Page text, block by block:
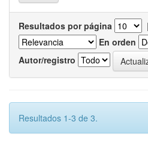
Resultados por página |
En orden
Autor/registro
Resultados 1-3 de 3.